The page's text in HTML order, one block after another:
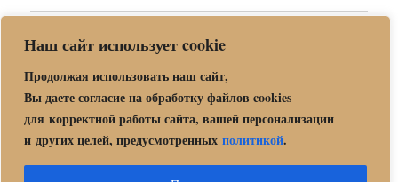
Наш сайт использует cookie
Продолжая использовать наш сайт,
Вы даете согласие на обработку файлов cookies
для корректной работы сайта, вашей персонализации
и других целей, предусмотренных политикой.
Адреса МФЦ МО
документы» в г. о. Орехово-Зуево
Политика обработки и защиты персональных данных в «МБУ